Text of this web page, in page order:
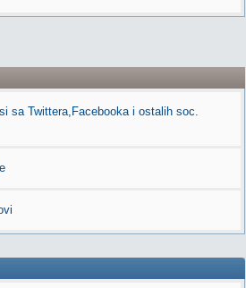
sa Twittera,Facebooka i ostalih soc.